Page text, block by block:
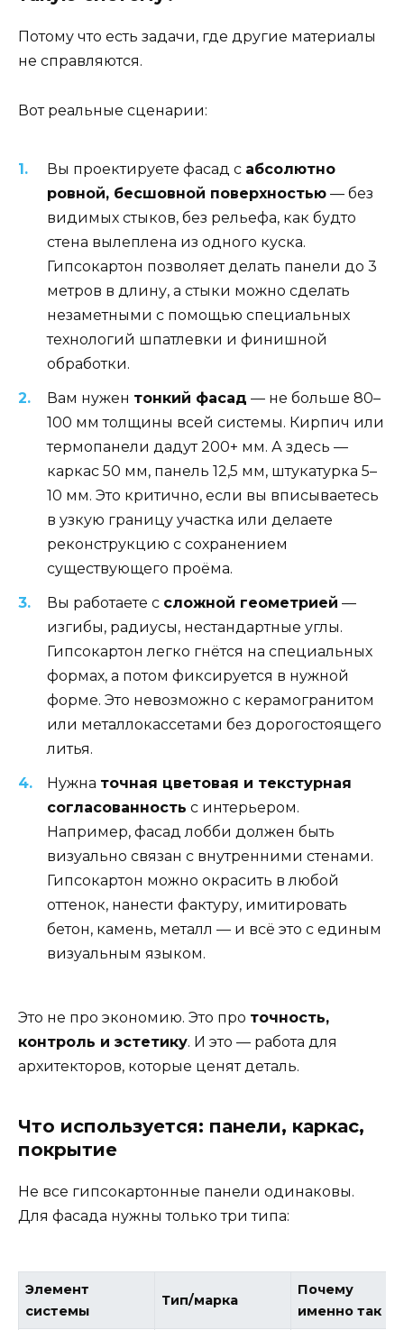
Потому что есть задачи, где другие материалы
не справляются.
Вот реальные сценарии:
Вы проектируете фасад с абсолютно
ровной, бесшовной поверхностью — без
видимых стыков, без рельефа, как будто
стена вылеплена из одного куска.
Гипсокартон позволяет делать панели до 3
метров в длину, а стыки можно сделать
незаметными с помощью специальных
технологий шпатлевки и финишной
обработки.
Вам нужен тонкий фасад — не больше 80–
100 мм толщины всей системы. Кирпич или
термопанели дадут 200+ мм. А здесь —
каркас 50 мм, панель 12,5 мм, штукатурка 5–
10 мм. Это критично, если вы вписываетесь
в узкую границу участка или делаете
реконструкцию с сохранением
существующего проёма.
Вы работаете с сложной геометрией —
изгибы, радиусы, нестандартные углы.
Гипсокартон легко гнётся на специальных
формах, а потом фиксируется в нужной
форме. Это невозможно с керамогранитом
или металлокассетами без дорогостоящего
литья.
Нужна точная цветовая и текстурная
согласованность с интерьером.
Например, фасад лобби должен быть
визуально связан с внутренними стенами.
Гипсокартон можно окрасить в любой
оттенок, нанести фактуру, имитировать
бетон, камень, металл — и всё это с единым
визуальным языком.
Это не про экономию. Это про точность,
контроль и эстетику. И это — работа для
архитекторов, которые ценят деталь.
Что используется: панели, каркас,
покрытие
Не все гипсокартонные панели одинаковы.
Для фасада нужны только три типа:
Элемент
системы
Тип/марка
Почему
именно так